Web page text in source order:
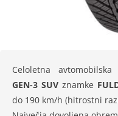
Celoletna
GEN-3 SUV znamke
do 190 km/h (hitrostni